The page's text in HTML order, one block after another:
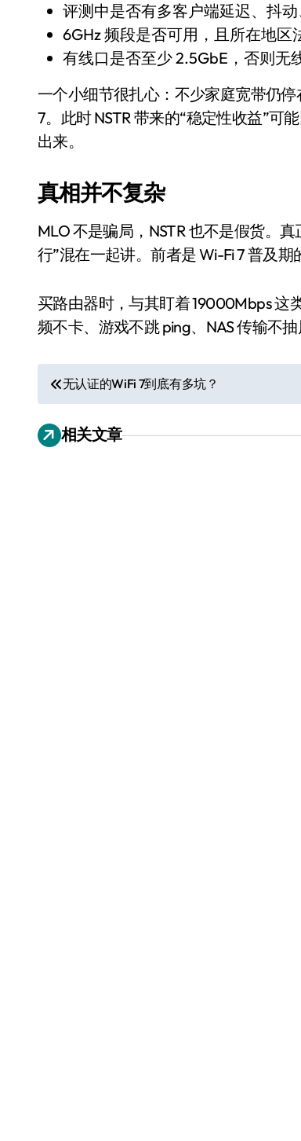
评测中是否有多客户端延迟、抖
6GHz 频段是否可用，且所在地区
有线口是否至少 2.5GbE，否则无
一个小细节很扎心：不少家庭宽带仍
7。此时 NSTR 带来的“稳定性收益”可
出来。
真相并不复杂
MLO 不是骗局，NSTR 也不是假货。
行”混在一起讲。前者是 Wi-Fi 7 普及
买路由器时，与其盯着 19000Mbps
频不卡、游戏不跳 ping、NAS 传输不
文
章
导
无认证的WiFi 7到底有多坑？
相关文章
小家电
追觅、石头科技注意
们的扫地机已被美国